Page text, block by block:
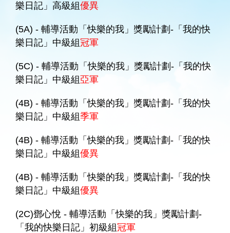
樂日記」高級組優異
(5A) - 輔導活動「快樂的我」獎勵計劃-「我的快
樂日記」中級組 冠軍
(5C) - 輔導活動「快樂的我」獎勵計劃-「我的快
樂日記」中級組 亞軍
(4B) - 輔導活動「快樂的我」獎勵計劃-「我的快
樂日記」中級組季軍
(4B) - 輔導活動「快樂的我」獎勵計劃-「我的快
樂日記」中級組優異
(4B) - 輔導活動「快樂的我」獎勵計劃-「我的快
樂日記」中級組優異
(2C)鄧心悅 - 輔導活動「快樂的我」獎勵計劃-
「我的快樂日記」初級組 冠軍